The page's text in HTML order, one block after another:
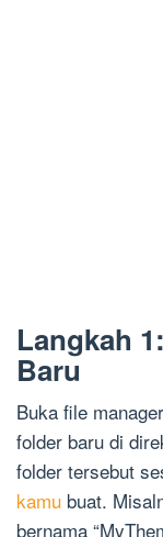
Langkah
Baru
Buka file
folder baru di
folder tersebut
kamu buat.
bernama